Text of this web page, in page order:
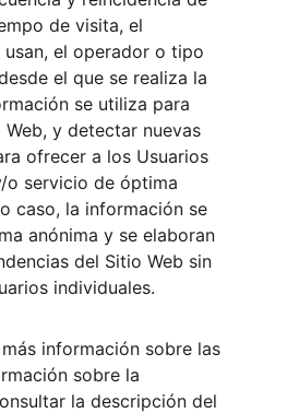
de visita, el
usan, el operador o tipo
el que se realiza la
se utiliza para
y detectar nuevas
ofrecer a los Usuarios
o servicio de óptima
caso, la información se
anónima y se elaboran
del Sitio Web sin
individuales.
información sobre las
sobre la
la descripción del